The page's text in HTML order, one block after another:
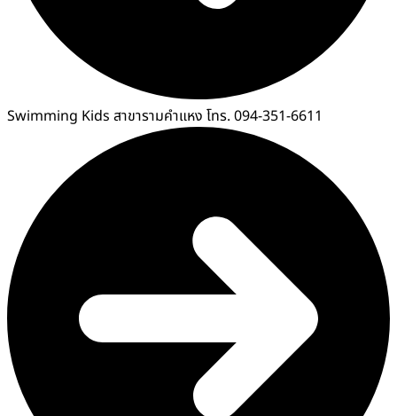
Swimming Kids สาขารามคำแหง โทร. 094-351-6611